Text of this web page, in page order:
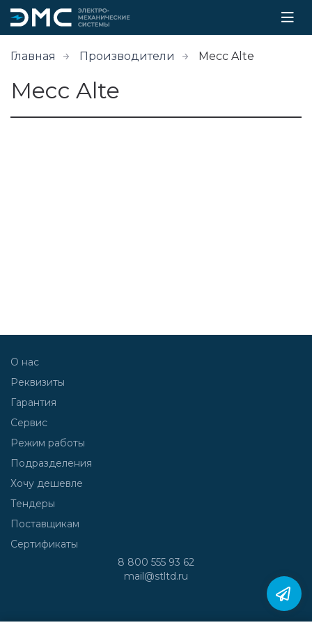
Главная Производители Mecc Alte
Mecc Alte
О нас
Реквизиты
Гарантия
Сервис
Режим работы
Подразделения
Хочу дешевле
Тендеры
Поставщикам
Сертификаты
8 800 555 93 62
mail@stltd.ru